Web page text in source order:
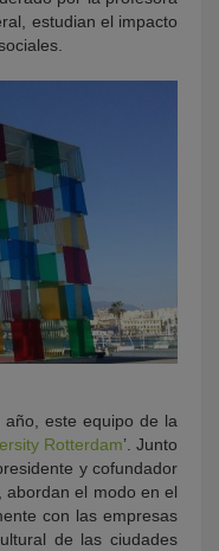
estudian el impacto
este equipo de la
Rotterdam’. Junto
y cofundador
abordan el modo en el
con las empresas
de las ciudades